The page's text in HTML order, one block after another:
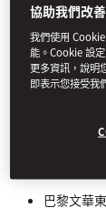
預訂資訊
答：住宿預訂
高雄文華
巴黎文華
協助我們改
我們使用
能。Cookie 設
更多資訊，說明
即表示您接受我